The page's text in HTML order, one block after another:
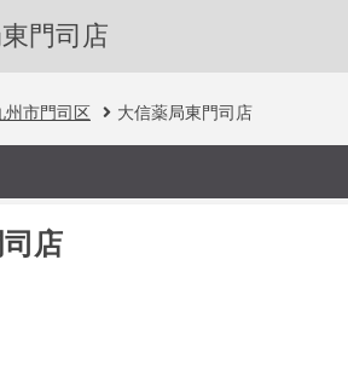
門司店
州市門司区 大信薬局東門司店
店